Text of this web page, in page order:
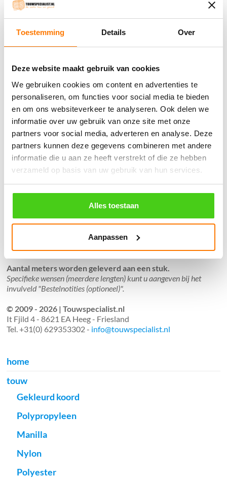
Toestemming Details Over
Deze website maakt gebruik van cookies
We gebruiken cookies om content en advertenties te
personaliseren, om functies voor social media te bieden
en om ons websiteverkeer te analyseren. Ook delen we
informatie over uw gebruik van onze site met onze
partners voor social media, adverteren en analyse. Deze
partners kunnen deze gegevens combineren met andere
informatie die u aan ze heeft verstrekt of die ze hebben
verzameld op basis van uw gebruik van hun services.
Alles toestaan
Aanpassen
0.14 incl. BTW
Bestel nu Bestel nu
Winkelwagen
Geen producten in de winkelwagen.
֍ Groot aanbod & scherpe prijzen!
֍ Deskundig advies en gratis proefstukjes.
֍ Verzending in Nederland, België en Duitsland.
Verzendkosten €5,45, boven €70,- gratis verstuurd
(* gewicht onder 32kg). Binnen 24 uur verstuurd.
Aantal meters worden geleverd aan een stuk.
Specifieke wensen (meerdere lengten) kunt u aangeven bij het
invulveld "Bestelnotities (optioneel)".
© 2009 - 2026 | Touwspecialist.nl
It Fjild 4 - 8621 EA Heeg - Friesland
Tel. +31(0) 629353302 - info@touwspecialist.nl
home
touw
Gekleurd koord
Polypropyleen
Manilla
Nylon
Polyester